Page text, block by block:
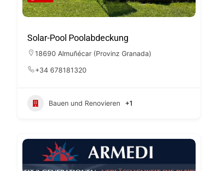
Solar-Pool Poolabdeckung
18690 Almuñécar (Provinz Granada)
+34 678181320
Bauen und Renovieren +1